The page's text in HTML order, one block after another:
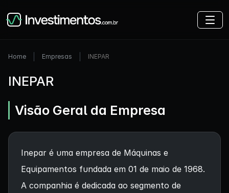
Home Empresas INEPAR
INEPAR
Visão Geral da Empresa
Inepar é uma empresa de Máquinas e
Equipamentos fundada em 01 de maio de 1968.
A companhia é dedicada ao segmento de